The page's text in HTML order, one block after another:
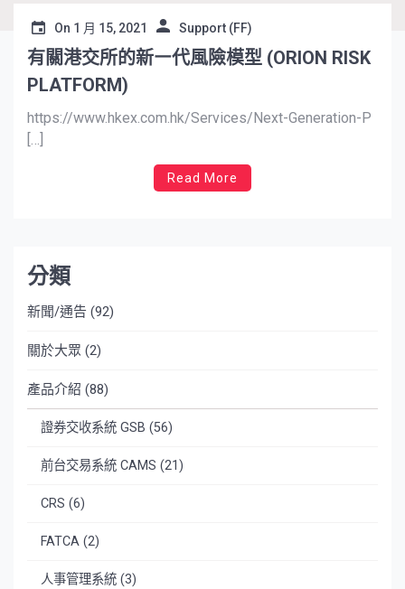
On 1 月 15, 2021 Support (FF)
有關港交所的新㇐代風險模型 (ORION RISK
PLATFORM)
https://www.hkex.com.hk/Services/Next-Generation-P
[…]
Read More
分類
新聞/通告 (92)
關於大眾 (2)
產品介紹 (88)
證券交收系統 GSB (56)
前台交易系統 CAMS (21)
CRS (6)
FATCA (2)
人事管理系統 (3)